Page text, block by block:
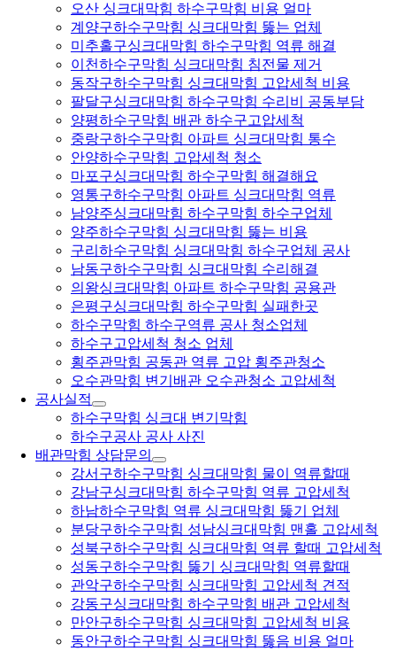
오산 싱크대막힘 하수구막힘 비용 얼마
계양구하수구막힘 싱크대막힘 뚫는 업체
미추홀구싱크대막힘 하수구막힘 역류 해결
이천하수구막힘 싱크대막힘 침전물 제거
동작구하수구막힘 싱크대막힘 고압세척 비용
팔달구싱크대막힘 하수구막힘 수리비 공동부담
양평하수구막힘 배관 하수구고압세척
중랑구하수구막힘 아파트 싱크대막힘 통수
안양하수구막힘 고압세척 청소
마포구싱크대막힘 하수구막힘 해결해요
영통구하수구막힘 아파트 싱크대막힘 역류
남양주싱크대막힘 하수구막힘 하수구업체
양주하수구막힘 싱크대막힘 뚫는 비용
구리하수구막힘 싱크대막힘 하수구업체 공사
남동구하수구막힘 싱크대막힘 수리해결
의왕싱크대막힘 아파트 하수구막힘 공용관
은평구싱크대막힘 하수구막힘 실패한곳
하수구막힘 하수구역류 공사 청소업체
하수구고압세척 청소 업체
횡주관막힘 공동관 역류 고압 횡주관청소
오수관막힘 변기배관 오수관청소 고압세척
공사실적
하수구막힘 싱크대 변기막힘
하수구공사 공사 사진
배관막힘 상담문의
강서구하수구막힘 싱크대막힘 물이 역류할때
강남구싱크대막힘 하수구막힘 역류 고압세척
하남하수구막힘 역류 싱크대막힘 뚫기 업체
분당구하수구막힘 성남싱크대막힘 맨홀 고압세척
성북구하수구막힘 싱크대막힘 역류 할때 고압세척
성동구하수구막힘 뚫기 싱크대막힘 역류할때
관악구하수구막힘 싱크대막힘 고압세척 견적
강동구싱크대막힘 하수구막힘 배관 고압세척
만안구하수구막힘 싱크대막힘 고압세척 비용
동안구하수구막힘 싱크대막힘 뚫음 비용 얼마